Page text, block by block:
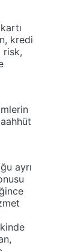
kredi
risk,
ayrı